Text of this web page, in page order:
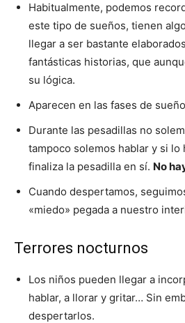
Habitualmente, podemos
este tipo de sueños, tienen
llegar a ser bastante
fantásticas historias, que
su lógica.
Aparecen en las fases de
Durante las pesadillas no
tampoco solemos hablar y si lo
finaliza la pesadilla en sí. No
Cuando despertamos,
«miedo» pegada a nuestro
Terrores nocturnos
Los niños pueden llegar a
hablar, a llorar y gritar… Sin
despertarlos.